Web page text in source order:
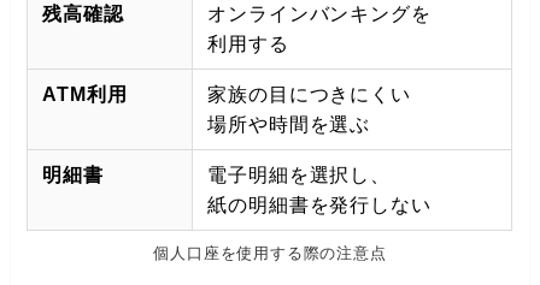
残高確認
オンラインバンキングを
利用する
ATM利用
家族の目につきにくい
場所や時間を選ぶ
明細書
電子明細を選択し、
紙の明細書を発行しない
個人口座を使用する際の注意点